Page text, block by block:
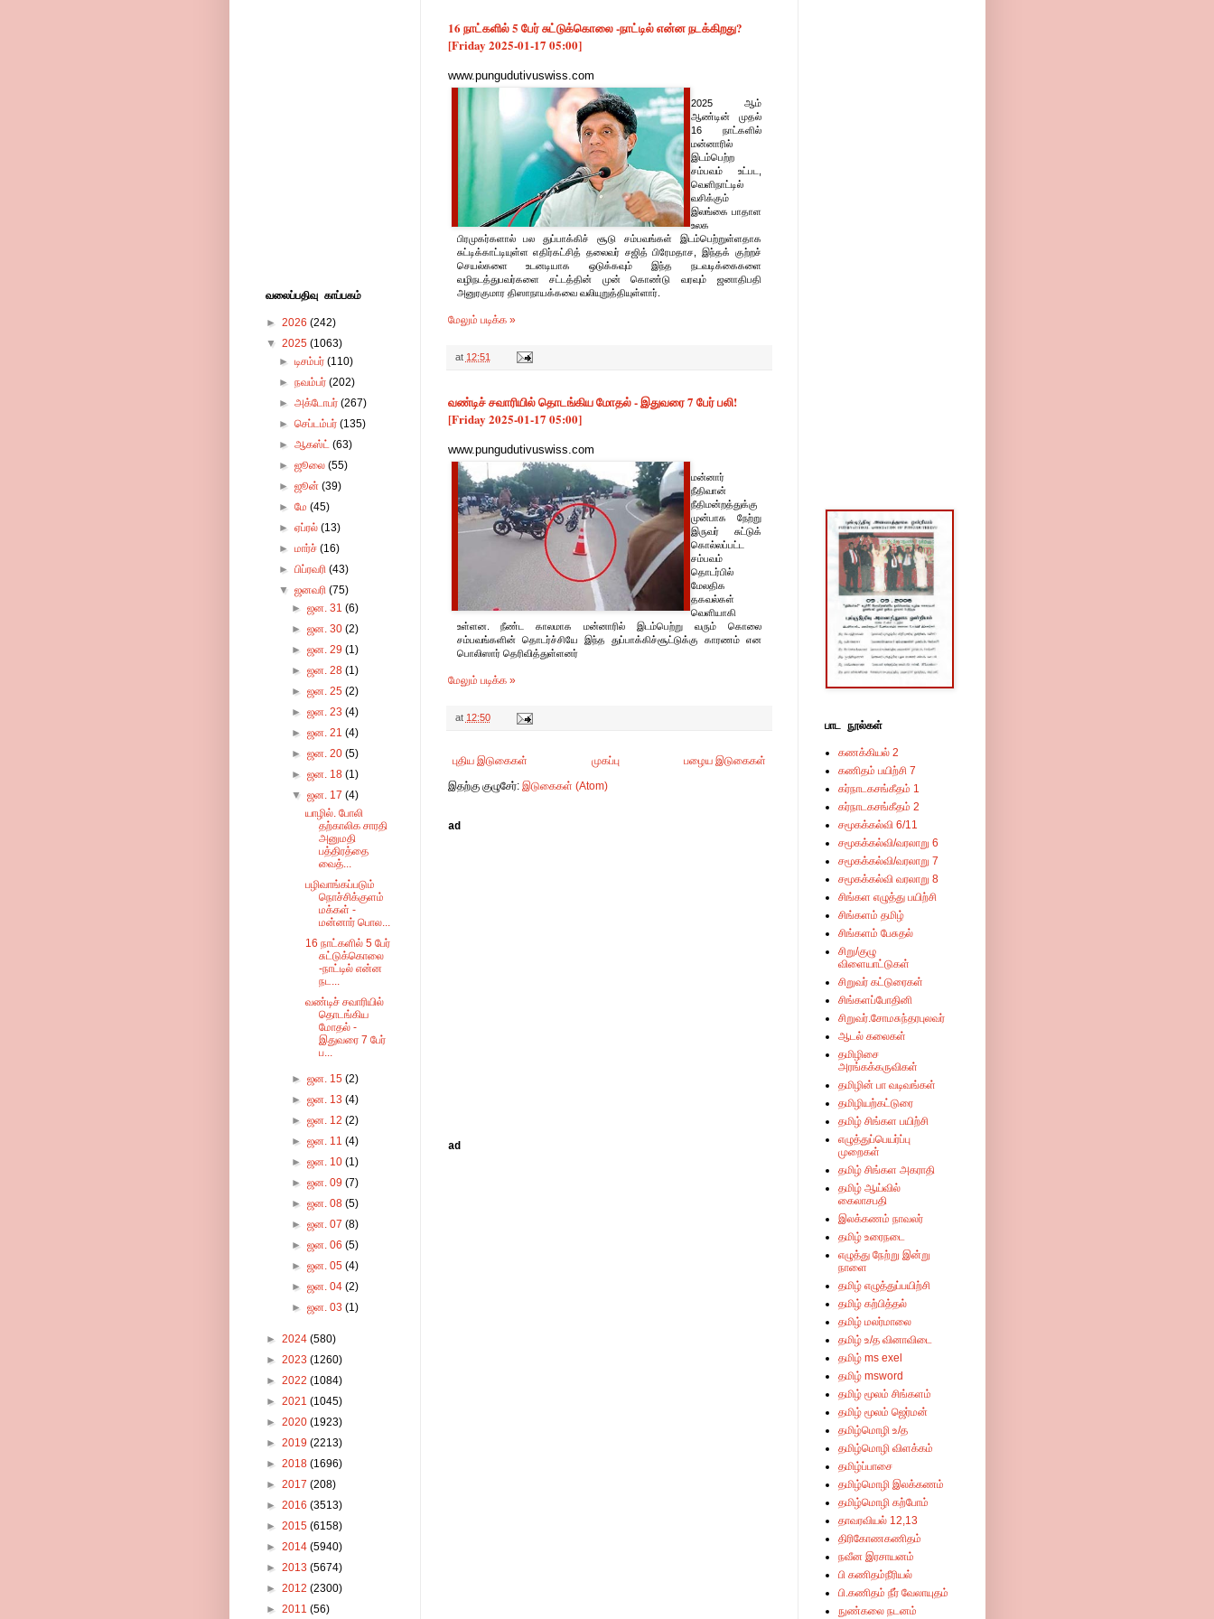
16 நாட்களில் 5 பேர் சுட்டுக்கொலை -நாட்டில் என்ன நடக்கிறது?
[Friday 2025-01-17 05:00]
www.pungudutivuswiss.com
2025 ஆம்
ஆண்டின் முதல்
16 நாட்களில்
மன்னாரில்
இடம்பெற்ற
சம்பவம் உட்பட,
வெளிநாட்டில்
வசிக்கும்
இலங்கை பாதாள
உலக
பிரமுகர்களால் பல துப்பாக்கிச் சூடு சம்பவங்கள் இடம்பெற்றுள்ளதாக
சுட்டிக்காட்டியுள்ள எதிர்கட்சித் தலைவர் சஜித் பிரேமதாச, இந்தக் குற்றச்
செயல்களை உடனடியாக ஒடுக்கவும் இந்த நடவடிக்கைகளை
வழிநடத்துபவர்களை சட்டத்தின் முன் கொண்டு வரவும் ஜனாதிபதி
அனுரகுமார திஸாநாயக்கவை வலியுறுத்தியுள்ளார்.
மேலும் படிக்க »
at 12:51
வண்டிச் சவாரியில் தொடங்கிய மோதல் - இதுவரை 7 பேர் பலி!
[Friday 2025-01-17 05:00]
www.pungudutivuswiss.com
மன்னார்
நீதிவான்
நீதிமன்றத்துக்கு
முன்பாக நேற்று
இருவர் சுட்டுக்
கொல்லப்பட்ட
சம்பவம்
தொடர்பில்
மேலதிக
தகவல்கள்
வெளியாகி
உள்ளன. நீண்ட காலமாக மன்னாரில் இடம்பெற்று வரும் கொலை
சம்பவங்களின் தொடர்ச்சியே இந்த துப்பாக்கிச்சூட்டுக்கு காரணம் என
பொலிஸார் தெரிவித்துள்ளனர்
மேலும் படிக்க »
at 12:50
புதிய இடுகைகள் பழைய இடுகைகள்
முகப்பு
இதற்கு குழுசேர்: இடுகைகள் (Atom)
ad
ad
வலைப்பதிவு காப்பகம்
► 2026 (242)
▼ 2025 (1063)
► டிசம்பர் (110)
► நவம்பர் (202)
► அக்டோபர் (267)
► செப்டம்பர் (135)
► ஆகஸ்ட் (63)
► ஜூலை (55)
► ஜூன் (39)
► மே (45)
► ஏப்ரல் (13)
► மார்ச் (16)
► பிப்ரவரி (43)
▼ ஜனவரி (75)
►ஜன. 31(6)
►ஜன. 30(2)
►ஜன. 29(1)
►ஜன. 28(1)
►ஜன. 25(2)
►ஜன. 23(4)
►ஜன. 21(4)
►ஜன. 20(5)
►ஜன. 18(1)
▼ஜன. 17(4)
யாழில். போலி
தற்காலிக சாரதி
அனுமதி
பத்திரத்தை
வைத்...
பழிவாங்கப்படும்
நொச்சிக்குளம்
மக்கள் -
மன்னார் பொல...
16 நாட்களில் 5 பேர்
சுட்டுக்கொலை
-நாட்டில் என்ன
நட...
வண்டிச் சவாரியில்
தொடங்கிய
மோதல் -
இதுவரை 7 பேர்
ப...
►ஜன. 15(2)
►ஜன. 13(4)
►ஜன. 12(2)
►ஜன. 11(4)
►ஜன. 10(1)
►ஜன. 09(7)
►ஜன. 08(5)
►ஜன. 07(8)
►ஜன. 06(5)
►ஜன. 05(4)
►ஜன. 04(2)
►ஜன. 03(1)
► 2024 (580)
► 2023 (1260)
► 2022 (1084)
► 2021 (1045)
► 2020 (1923)
► 2019 (2213)
► 2018 (1696)
► 2017 (208)
► 2016 (3513)
► 2015 (6158)
► 2014 (5940)
► 2013 (5674)
► 2012 (2300)
► 2011 (56)
பாட நூல்கள்
கணக்கியல் 2
கணிதம் பயிற்சி 7
கர்நாடகசங்கீதம் 1
கர்நாடகசங்கீதம் 2
சமூகக்கல்வி 6/11
சமூகக்கல்வி/வரலாறு 6
சமூகக்கல்வி/வரலாறு 7
சமூகக்கல்வி வரலாறு 8
சிங்கள எழுத்து பயிற்சி
சிங்களம் தமிழ்
சிங்களம் பேசுதல்
சிறு/குழு
விளையாட்டுகள்
சிறுவர் கட்டுரைகள்
சிங்களப்போதினி
சிறுவர்.சோமசுந்தரபுலவர்
ஆடல் கலைகள்
தமிழிசை
அரங்கக்கருவிகள்
தமிழின் பா வடிவங்கள்
தமிழியற்கட்டுரை
தமிழ் சிங்கள பயிற்சி
எழுத்துப்பெயர்ப்பு
முறைகள்
தமிழ் சிங்கள அகராதி
தமிழ் ஆய்வில்
கைலாசபதி
இலக்கணம் நாவலர்
தமிழ் உரைநடை
எழுத்து நேற்று இன்று
நாளை
தமிழ் எழுத்துப்பயிற்சி
தமிழ் கற்பித்தல்
தமிழ் மலர்மாலை
தமிழ் உ/த வினாவிடை
தமிழ் ms exel
தமிழ் msword
தமிழ் மூலம் சிங்களம்
தமிழ் மூலம் ஜெர்மன்
தமிழ்மொழி உ/த
தமிழ்மொழி விளக்கம்
தமிழ்ப்பாசை
தமிழ்மொழி இலக்கணம்
தமிழ்மொழி கற்போம்
தாவரவியல் 12,13
திரிகோணகணிதம்
நவீன இரசாயனம்
பி கணிதம்நீரியல்
பி.கணிதம் நீர் வேலாயுதம்
நுண்கலை நடனம்